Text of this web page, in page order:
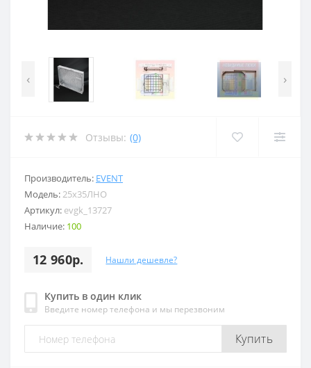
‹ ›
Отзывы: (0)
Производитель: EVENT
Модель:25x35ЛНО
Артикул: evgk_13727
Наличие: 100
12 960р. Нашли дешевле?
Купить в один клик
Введите номер телефона и мы перезвоним
Купить